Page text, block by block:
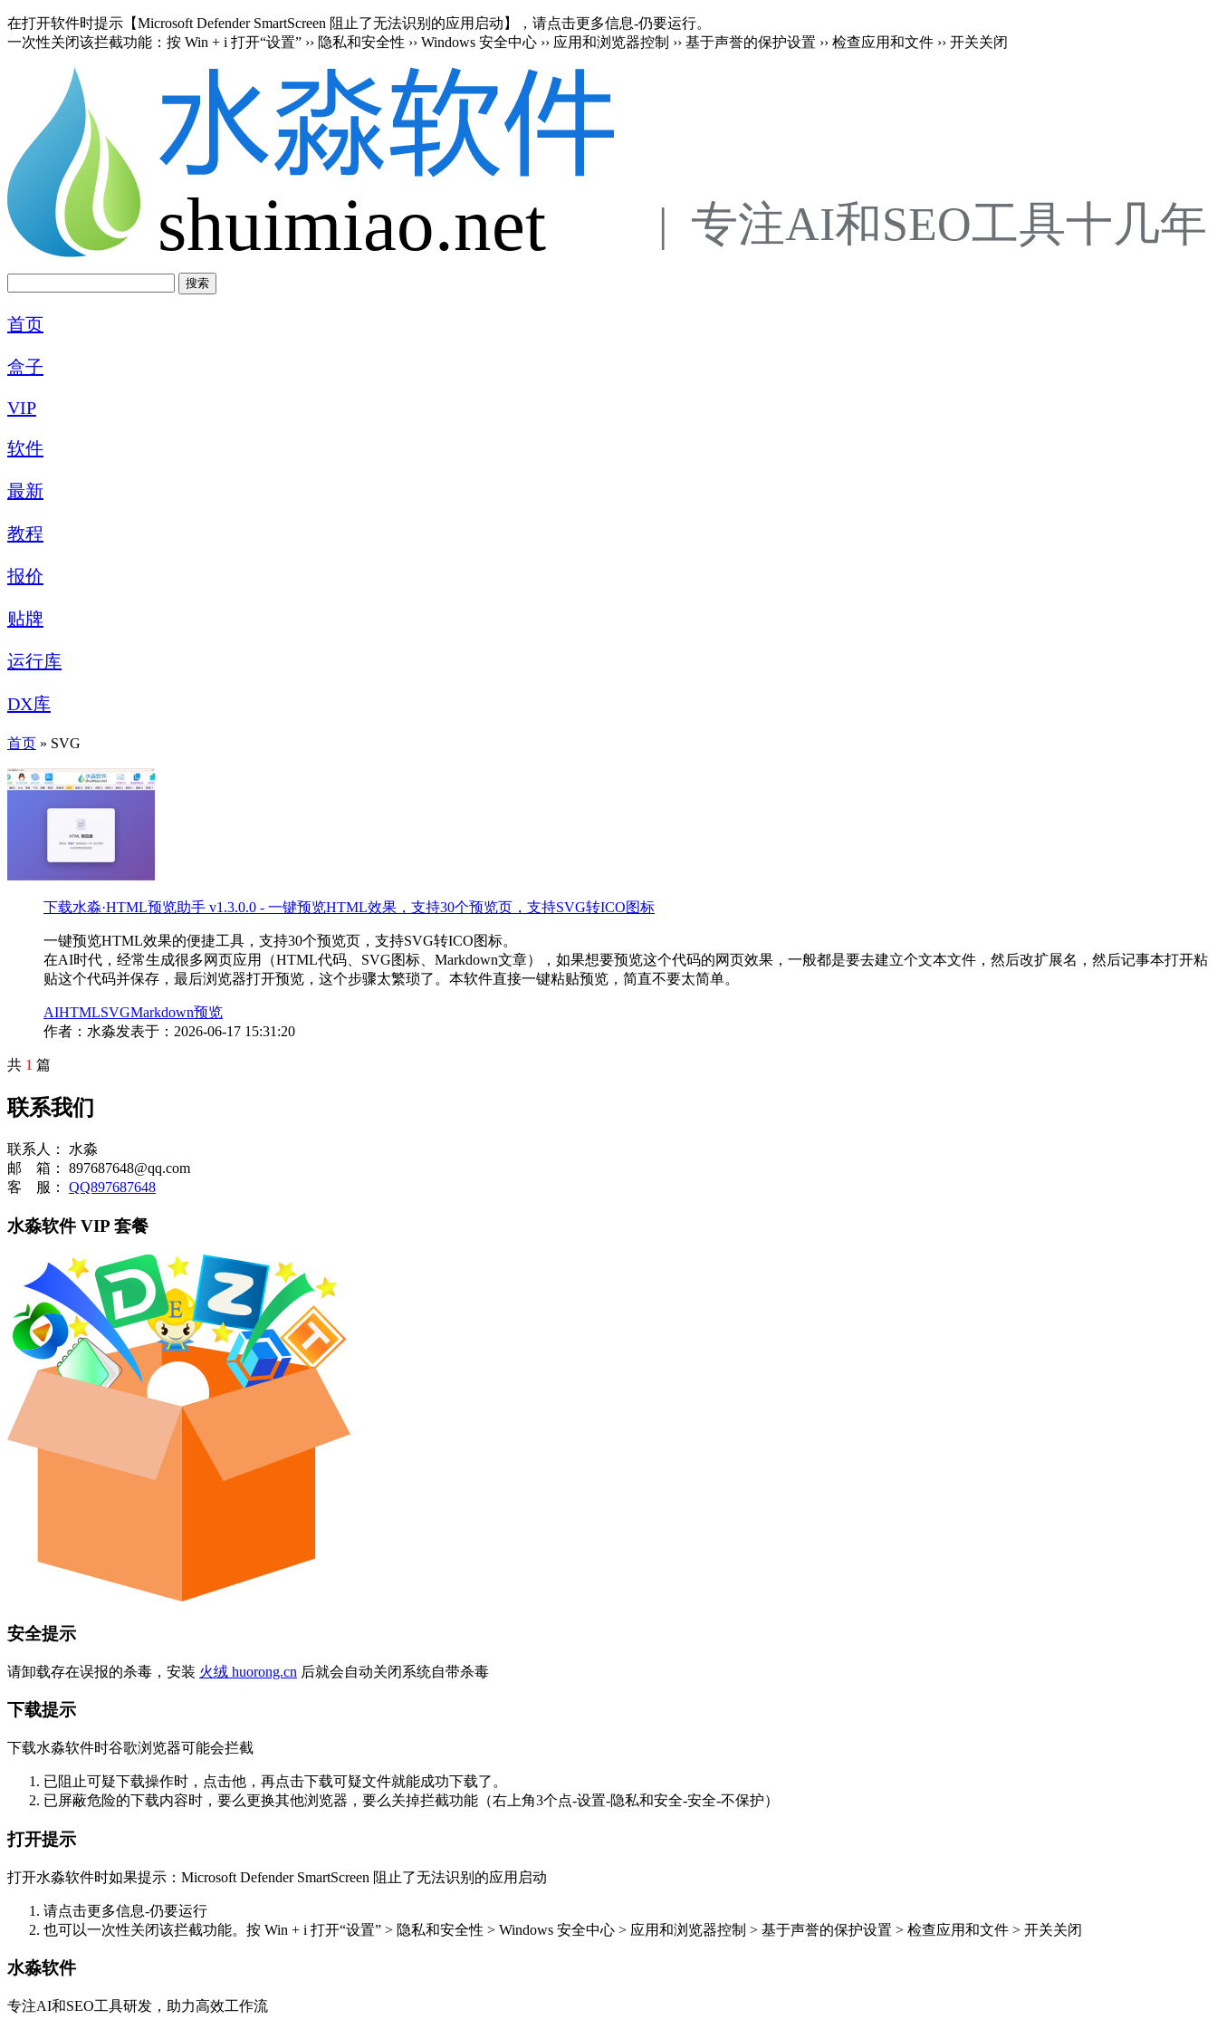
在打开软件时提示【Microsoft Defender SmartScreen 阻止了无法识别的应用启动】，请点击更多信息-仍要运行。
一次性关闭该拦截功能：按 Win + i 打开“设置” ›› 隐私和安全性 ›› Windows 安全中心 ›› 应用和浏览器控制 ›› 基于声誉的保护设置 ›› 检查应用和文件 ›› 开关关闭
shuimiao.net |  专注AI和SEO工具十几年
首页
盒子
VIP
软件
最新
教程
报价
贴牌
运行库
DX库
首页 » SVG
下载水淼·HTML预览助手 v1.3.0.0 - 一键预览HTML效果，支持30个预览页，支持SVG转ICO图标
一键预览HTML效果的便捷工具，支持30个预览页，支持SVG转ICO图标。
在AI时代，经常生成很多网页应用（HTML代码、SVG图标、Markdown文章），如果想要预览这个代码的网页效果，一般都是要去建立个文本文件，然后改扩展名，然后记事本打开粘
贴这个代码并保存，最后浏览器打开预览，这个步骤太繁琐了。本软件直接一键粘贴预览，简直不要太简单。
AIHTMLSVGMarkdown预览
作者：水淼发表于：2026-06-17 15:31:20
共 1 篇
联系我们
联系人：
水淼
邮 箱：
897687648@qq.com
客 服：
QQ897687648
水淼软件 VIP 套餐
安全提示
请卸载存在误报的杀毒，安装 火绒 huorong.cn 后就会自动关闭系统自带杀毒
下载提示
下载水淼软件时谷歌浏览器可能会拦截
已阻止可疑下载操作时，点击他，再点击下载可疑文件就能成功下载了。
已屏蔽危险的下载内容时，要么更换其他浏览器，要么关掉拦截功能（右上角3个点-设置-隐私和安全-安全-不保护）
打开提示
打开水淼软件时如果提示：Microsoft Defender SmartScreen 阻止了无法识别的应用启动
请点击更多信息-仍要运行
也可以一次性关闭该拦截功能。按 Win + i 打开“设置” > 隐私和安全性 > Windows 安全中心 > 应用和浏览器控制 > 基于声誉的保护设置 > 检查应用和文件 > 开关关闭
水淼软件
专注AI和SEO工具研发，助力高效工作流